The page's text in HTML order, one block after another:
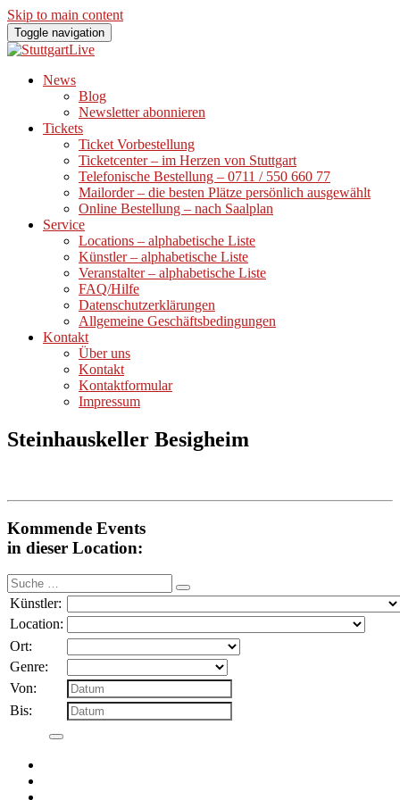
Skip to main content
Toggle navigation
News
Blog
Newsletter abonnieren
Tickets
Ticket Vorbestellung
Ticketcenter – im Herzen von Stuttgart
Telefonische Bestellung – 0711 / 550 660 77
Mailorder – die besten Plätze persönlich ausgewählt
Online Bestellung – nach Saalplan
Service
Locations – alphabetische Liste
Künstler – alphabetische Liste
Veranstalter – alphabetische Liste
FAQ/Hilfe
Datenschutzerklärungen
Allgemeine Geschäftsbedingungen
Kontakt
Über uns
Kontakt
Kontaktformular
Impressum
Steinhauskeller Besigheim
Kommende Events
in dieser Location:
Suche
nach:
Künstler:
Location:
Ort:
Genre:
Von:
Bis: